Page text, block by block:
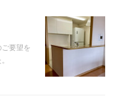
要望を